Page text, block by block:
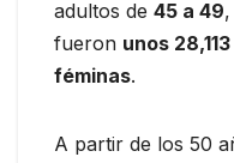
adultos de 45 a 49
fueron unos
féminas.
A partir de los 50